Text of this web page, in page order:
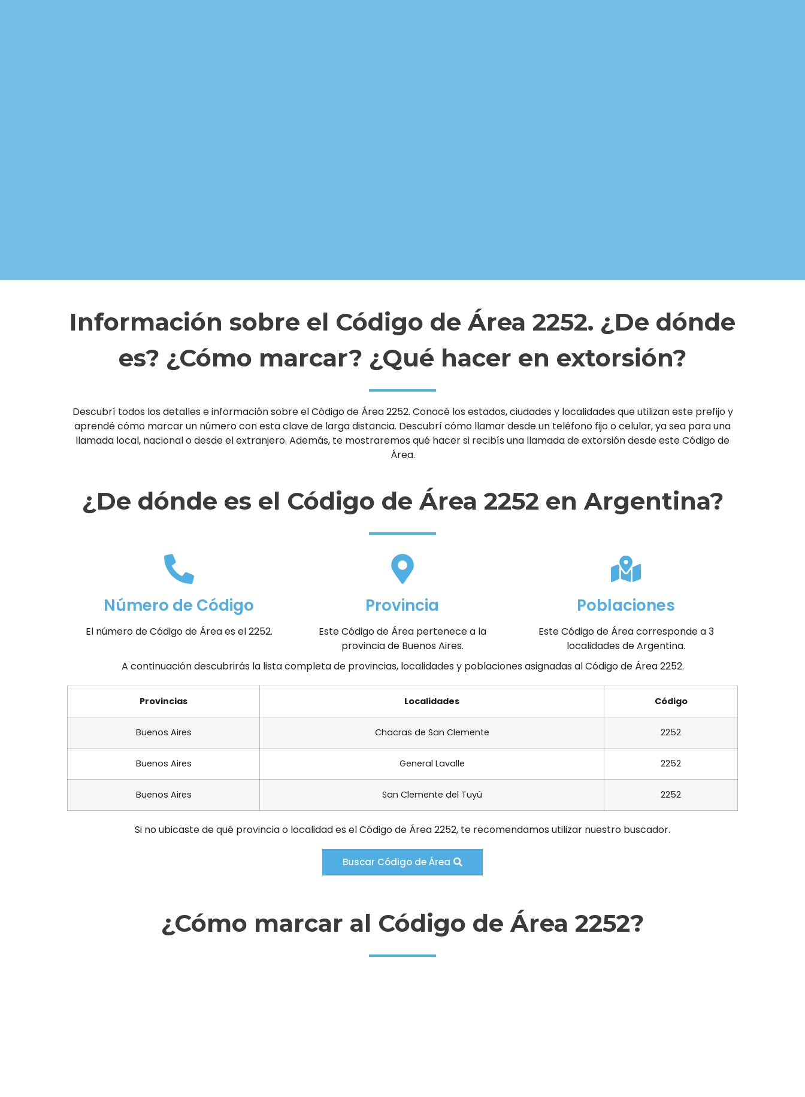
Información sobre el Código de Área 2252. ¿De dónde
es? ¿Cómo marcar? ¿Qué hacer en extorsión?
Descubrí todos los detalles e información sobre el Código de Área 2252. Conocé los estados, ciudades y localidades que utilizan este prefijo y
aprendé cómo marcar un número con esta clave de larga distancia. Descubrí cómo llamar desde un teléfono fijo o celular, ya sea para una
llamada local, nacional o desde el extranjero. Además, te mostraremos qué hacer si recibís una llamada de extorsión desde este Código de
Área.
¿De dónde es el Código de Área 2252 en Argentina?
Número de Código
El número de Código de Área es el 2252.
Provincia
Este Código de Área pertenece a la
provincia de Buenos Aires.
Poblaciones
Este Código de Área corresponde a 3
localidades de Argentina.
A continuación descubrirás la lista completa de provincias, localidades y poblaciones asignadas al Código de Área 2252.
Provincias Localidades Código
Buenos Aires Chacras de San Clemente 2252
Buenos Aires General Lavalle 2252
Buenos Aires San Clemente del Tuyú 2252
Si no ubicaste de qué provincia o localidad es el Código de Área 2252, te recomendamos utilizar nuestro buscador.
Buscar Código de Área
¿Cómo marcar al Código de Área 2252?